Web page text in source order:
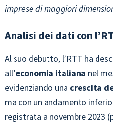
imprese di maggiori
Analisi dei dati con
Al suo debutto, l’RTT ha
all’economia italiana nel
evidenziando una crescita
ma con un andamento
registrata a novembre 2023